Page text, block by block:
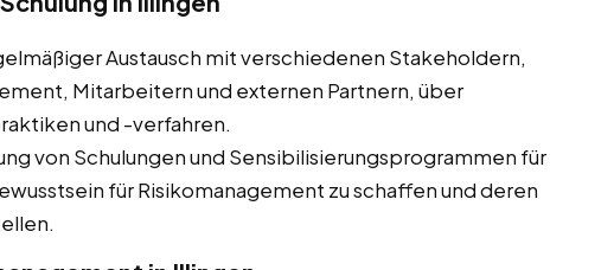
Austausch mit verschiedenen Stakeholdern,
Mitarbeitern und externen Partnern, über
und -verfahren.
von Schulungen und Sensibilisierungsprogrammen für
für Risikomanagement zu schaffen und deren